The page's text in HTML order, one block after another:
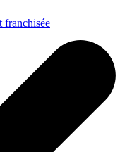
franchisée